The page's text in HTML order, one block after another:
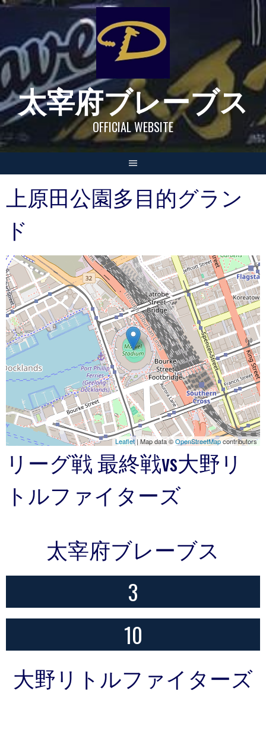
Skip
content
太宰府ブレーブス
OFFICIAL WEBSITE
上原田公園多目的グラン
ド
Leaflet| Map data ©OpenStreetMapcontributors
リーグ戦 最終戦vs大野リ
トルファイターズ
太宰府ブレーブス
3
10
大野リトルファイターズ